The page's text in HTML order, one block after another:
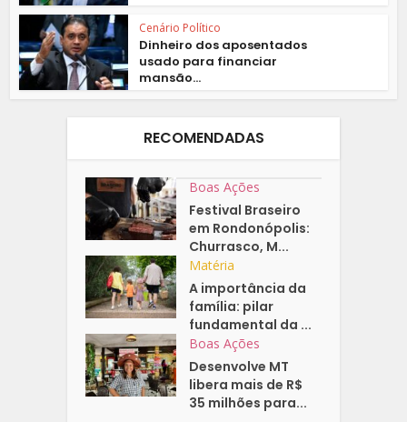
Cenário Político
Dinheiro dos aposentados
usado para financiar
mansão...
RECOMENDADAS
Boas Ações
Festival Braseiro
em Rondonópolis:
Churrasco, M...
Matéria
A importância da
família: pilar
fundamental da ...
Boas Ações
Desenvolve MT
libera mais de R$
35 milhões para...